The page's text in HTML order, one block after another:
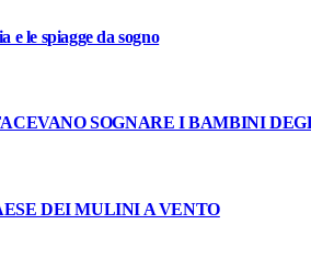
e le spiagge da sogno
SOGNARE I BAMBINI
DEI MULINI A VENTO